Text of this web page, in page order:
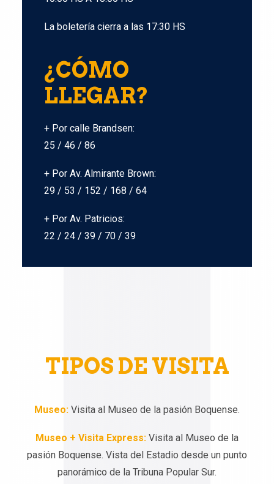
La boletería cierra a las 17:30 HS
¿CÓMO
LLEGAR?
+ Por calle Brandsen:
25 / 46 / 86
+ Por Av. Almirante Brown:
29 / 53 / 152 / 168 / 64
+ Por Av. Patricios:
22 / 24 / 39 / 70 / 39
TIPOS DE VISITA
Museo: Visita al Museo de la pasión Boquense.
Museo + Visita Express: Visita al Museo de la
pasión Boquense. Vista del Estadio desde un punto
panorámico de la Tribuna Popular Sur.